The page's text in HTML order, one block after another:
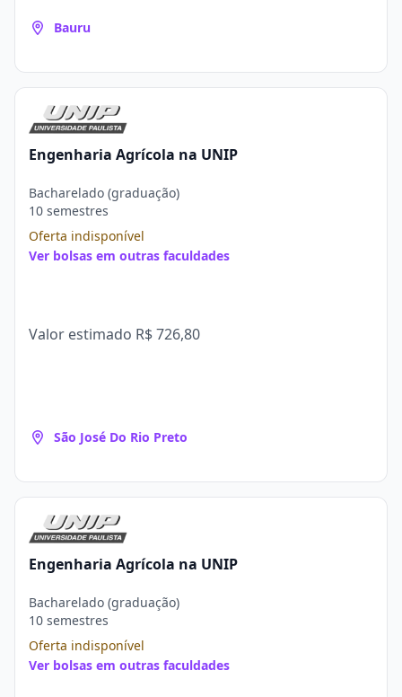
Bauru
Engenharia Agrícola na UNIP
Bacharelado (graduação)
10 semestres
Oferta indisponível
Ver bolsas em outras faculdades
Valor estimado R$ 726,80
São José Do Rio Preto
Engenharia Agrícola na UNIP
Bacharelado (graduação)
10 semestres
Oferta indisponível
Ver bolsas em outras faculdades